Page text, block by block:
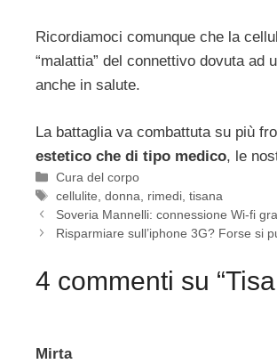
Ricordiamoci comunque che la
“malattia” del connettivo dovuta
anche in salute.
La battaglia va combattuta su più
estetico che di tipo medico, le
Categorie
Cura del corpo
Tag
cellulite ,donna rimedi ,tisana
Soveria Mannelli: connessione Wi-fi
Risparmiare sull’iphone 3G? Forse si
4 commenti su
Mirta